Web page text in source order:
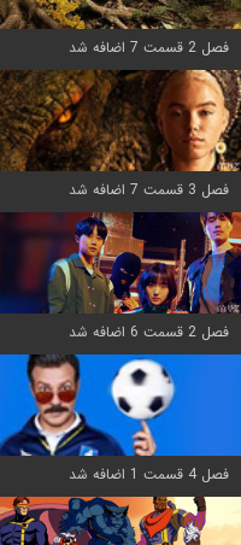
فصل 2 قسمت 7 اضافه شد
فصل 3 قسمت 7 اضافه شد
فصل 2 قسمت 6 اضافه شد
فصل 4 قسمت 1 اضافه شد